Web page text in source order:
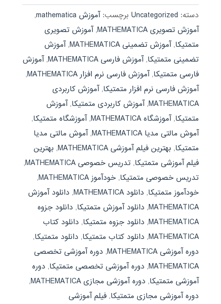
دسته: Uncategorized برچسب:آموزش mathematica
,
آموزش تصویری MATHEMATICA
,آموزش تصویری
متمتیکا,آموزش تضمینی MATHEMATICA ,آموزش
تضمینی متمتیکا,آموزش فارسی MATHEMATICA ,آموزش
فارسی متمتیکا,آموزش فارسی نرم افزار MATHEMATICA
,
آموزش فارسی نرم افزار متمتیکا,آموزش کاربردی
MATHEMATICA
,آموزش کاربردی متمتیکا,آموزش
متمتیکا,آموزشگاه MATHEMATICA ,آموزشگاه متمتیکا,
آموش مالتی مدیا MATHEMATICA
,آموش مالتی مدیا
متمتیکا, بهترین فیلم آموزشی MATHEMATICA , بهترین
فیلم آموزشی متمتیکا, تدریس خصوصی MATHEMATICA
,
تدریس خصوصی متمتیکا, خودآموز MATHEMATICA
,
خودآموز متمتیکا, دانلود MATHEMATICA , دانلود آموزش
MATHEMATICA
, دانلود آموزش متمتیکا, دانلود جزوه
MATHEMATICA
, دانلود جزوه متمتیکا, دانلود کتاب
MATHEMATICA
, دانلود کتاب متمتیکا, دانلود متمتیکا,
دوره آموزشی MATHEMATICA
, دوره آموزشی تخصصی
MATHEMATICA
, دوره آموزشی تخصصی متمتیکا, دوره
آموزشی متمتیکا, دوره آموزشی مجازی MATHEMATICA
,
دوره آموزشی مجازی متمتیکا, فیلم آموزشی